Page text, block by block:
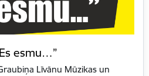
esmu…”
Līvānu Mūzikas un